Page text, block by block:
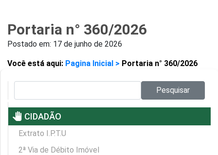
Portaria n° 360/2026
Postado em: 17 de junho de 2026
Você está aqui: Pagina Inicial > Portaria n° 360/2026
Pesquisar
pan_tool CIDADÃO
Extrato I.P.T.U
2ª Via de Débito Imóvel